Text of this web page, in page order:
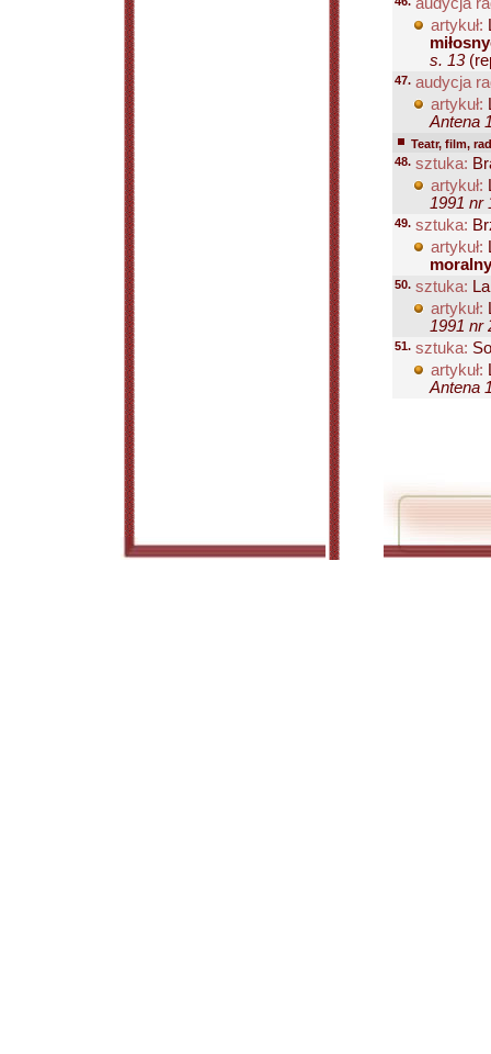
artykuł:
s. 13
47. audycja
artykuł:
Antena
Teatr, film,
48. sztuka:
artykuł:
1991 nr
49. sztuka:
artykuł:
50. sztuka:
artykuł:
1991 nr
51. sztuka:
artykuł:
Antena